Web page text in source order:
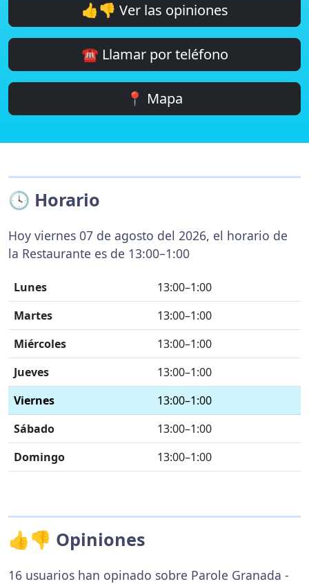
👍👎 Ver las opiniones
☎️ Llamar por teléfono
📍 Mapa
🕓 Horario
Hoy viernes 07 de agosto del 2026, el horario de
la Restaurante es de 13:00–1:00
Lunes
13:00–1:00
Martes
13:00–1:00
Miércoles
13:00–1:00
Jueves
13:00–1:00
Viernes
13:00–1:00
Sábado
13:00–1:00
Domingo
13:00–1:00
👍👎 Opiniones
16 usuarios han opinado sobre Parole Granada -